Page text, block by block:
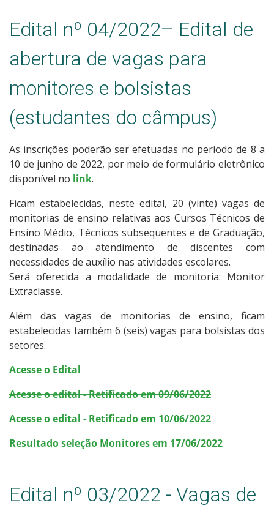
Edital nº 04/2022– Edital de
abertura de vagas para
monitores e bolsistas
(estudantes do câmpus)
As inscrições poderão ser efetuadas no período de 8 a
10 de junho de 2022, por meio de formulário eletrônico
disponível no link.
Ficam estabelecidas, neste edital, 20 (vinte) vagas de
monitorias de ensino relativas aos Cursos Técnicos de
Ensino Médio, Técnicos subsequentes e de Graduação,
destinadas ao atendimento de discentes com
necessidades de auxílio nas atividades escolares.
Será oferecida a modalidade de monitoria: Monitor
Extraclasse.
Além das vagas de monitorias de ensino, ficam
estabelecidas também 6 (seis) vagas para bolsistas dos
setores.
Acesse o Edital
Acesse o edital - Retificado em 09/06/2022
Acesse o edital - Retificado em 10/06/2022
Resultado seleção Monitores em 17/06/2022
Edital nº 03/2022 - Vagas de